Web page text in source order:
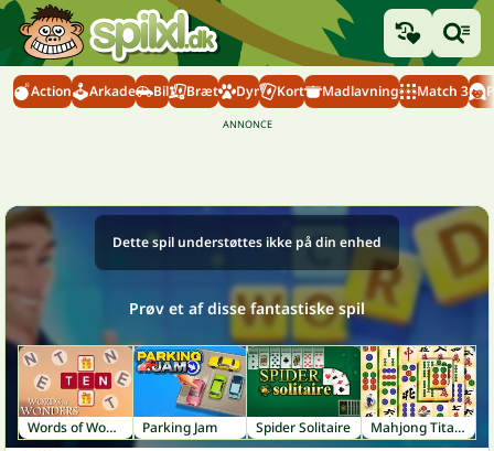
Action Arkade Bil Bræt Dyr Kort Madlavning Match 3
Dette spil understøttes ikke på din enhed
Prøv et af disse fantastiske spil
Words of Wonders Parking Jam Spider Solitaire Mahjong Titans